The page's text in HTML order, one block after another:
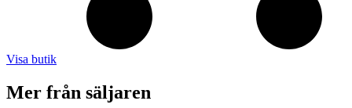
Visa butik
Mer från säljaren